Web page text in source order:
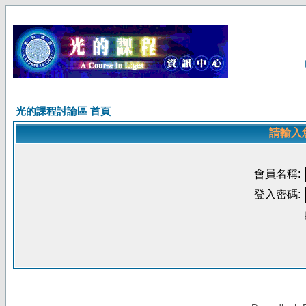
光的課程討論區 首頁
請輸入
會員名稱:
登入密碼: